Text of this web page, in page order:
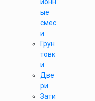
ые
смес
и
Грун
товк
и
Две
ри
Зати